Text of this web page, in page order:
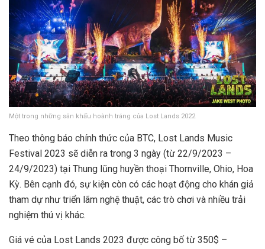
Một trong những sân khấu hoành tráng của Lost Lands 2022
Theo thông báo chính thức của BTC, Lost Lands Music
Festival 2023 sẽ diễn ra trong 3 ngày (từ 22/9/2023 –
24/9/2023) tại Thung lũng huyền thoại Thornville, Ohio, Hoa
Kỳ. Bên cạnh đó, sự kiện còn có các hoạt động cho khán giả
tham dự như triển lãm nghệ thuật, các trò chơi và nhiều trải
nghiệm thú vị khác.
Giá vé của Lost Lands 2023 được công bố từ 350$ –